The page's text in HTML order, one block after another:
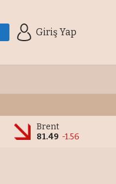
Giriş Yap
Brent
81.49 -1.56